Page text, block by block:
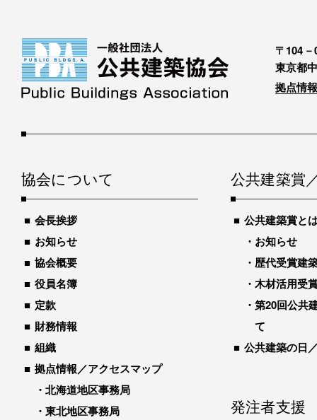
〒104－
東京都
拠点情
協会について
会長挨拶
お知らせ
協会概要
役員名簿
定款
財務情報
組織
拠点情報／アクセスマップ
北海道地区事務局
東北地区事務局
公共建築賞
公共建築賞と
お知らせ
歴代受賞建
木材活用受
第20回公共
て
公共建築の日
発注者支援